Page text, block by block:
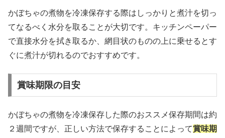
かぼちゃの煮物を冷凍保存する際はしっかりと煮汁を切っ
てなるべく水分を取ることが大切です。キッチンペーパー
で直接水分を拭き取るか、網目状のものの上に乗せるとす
ぐに煮汁が切れるのでおすすめです。
賞味期限の目安
かぼちゃの煮物を冷凍保存した際のおススメ保存期間は約
２週間ですが、正しい方法で保存することによって賞味期